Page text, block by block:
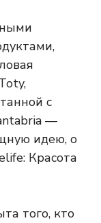
с
—
идею, о
Красота
того, кто